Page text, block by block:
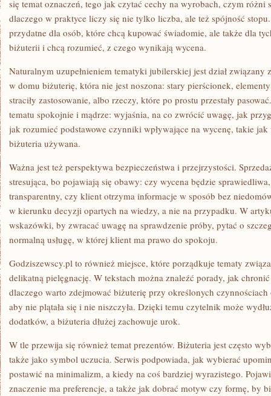
się temat oznaczeń, tego jak czytać cechy na wyrobach, czym
dlaczego w praktyce liczy się nie tylko liczba, ale też spójność
przydatne dla osób, które chcą kupować świadomie, ale także dla
biżuterii i chcą rozumieć, z czego wynikają wycena.
Naturalnym uzupełnieniem tematyki jubilerskiej jest dział związany
w domu biżuterię, która nie jest noszona: stary pierścionek,
straciły zastosowanie, albo rzeczy, które po prostu przestały
tematu spokojnie i mądrze: wyjaśnia, na co zwrócić uwagę, jak
jak rozumieć podstawowe czynniki wpływające na wycenę, takie
biżuteria używana.
Ważna jest też perspektywa bezpieczeństwa i przejrzystości.
stresująca, bo pojawiają się obawy: czy wycena będzie
transparentny, czy klient otrzyma informacje w sposób bez
w kierunku decyzji opartych na wiedzy, a nie na przypadku. W
wskazówki, by zwracać uwagę na sprawdzenie próby, pytać o
normalną usługę, w której klient ma prawo do spokoju.
Godziszewscy.pl to również miejsce, które porządkuje tematy
delikatną pielęgnację. W tekstach można znaleźć porady, jak
dlaczego warto zdejmować biżuterię przy określonych
aby nie plątała się i nie niszczyła. Dzięki temu czytelnik może
dodatków, a biżuteria dłużej zachowuje urok.
W tle przewija się również temat prezentów. Biżuteria jest często
także jako symbol uczucia. Serwis podpowiada, jak wybierać
postawić na minimalizm, a kiedy na coś bardziej wyrazistego.
znaczenie ma preferencje, a także jak dobrać motyw czy formę, by